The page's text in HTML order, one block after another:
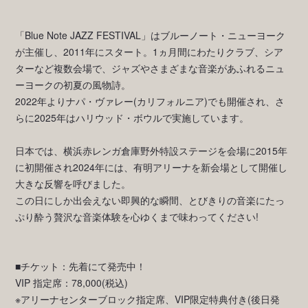
「Blue Note JAZZ FESTIVAL」はブルーノート・ニューヨーク
が主催し、2011年にスタート。1ヵ⽉間にわたりクラブ、シア
ターなど複数会場で、ジャズやさまざまな⾳楽があふれるニュ
ーヨークの初夏の⾵物詩。
2022年よりナパ・ヴァレー(カリフォルニア)でも開催され、さ
らに2025年はハリウッド・ボウルで実施しています。
⽇本では、横浜⾚レンガ倉庫野外特設ステージを会場に2015年
に初開催され2024年には、有明アリーナを新会場として開催し
大きな反響を呼びました。
この⽇にしか出会えない即興的な瞬間、とびきりの⾳楽にたっ
ぷり酔う贅沢な⾳楽体験を⼼ゆくまで味わってください!
■チケット：先着にて発売中！
VIP 指定席：78,000(税込)
※アリーナセンターブロック指定席、VIP限定特典付き(後⽇発